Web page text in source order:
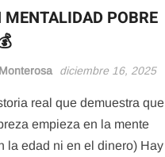
MENTALIDAD POBRE
diciembre 16, 2025
real que demuestra que
empieza en la mente
la edad ni en el dinero) Hay